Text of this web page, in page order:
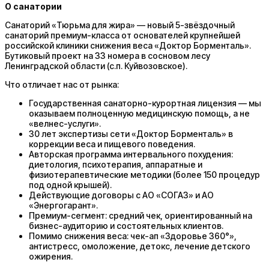
О санатории
Санаторий «Тюрьма для жира» — новый 5-звёздочный
санаторий премиум-класса от основателей крупнейшей
российской клиники снижения веса «Доктор Борменталь».
Бутиковый проект на 33 номера в сосновом лесу
Ленинградской области (с.п. Куйвозовское).
Что отличает нас от рынка:
Государственная санаторно-курортная лицензия — мы
оказываем полноценную медицинскую помощь, а не
«велнес-услуги».
30 лет экспертизы сети «Доктор Борменталь» в
коррекции веса и пищевого поведения.
Авторская программа интервального похудения:
диетология, психотерапия, аппаратные и
физиотерапевтические методики (более 150 процедур
под одной крышей).
Действующие договоры с АО «СОГАЗ» и АО
«Энергогарант».
Премиум-сегмент: средний чек, ориентированный на
бизнес-аудиторию и состоятельных клиентов.
Помимо снижения веса: чек-ап «Здоровье 360°»,
антистресс, омоложение, детокс, лечение детского
ожирения.